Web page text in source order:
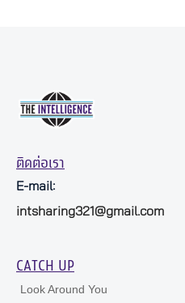
ติดต่อเรา
E-mail:
intsharing321@gmail.com
CATCH UP
Look Around You